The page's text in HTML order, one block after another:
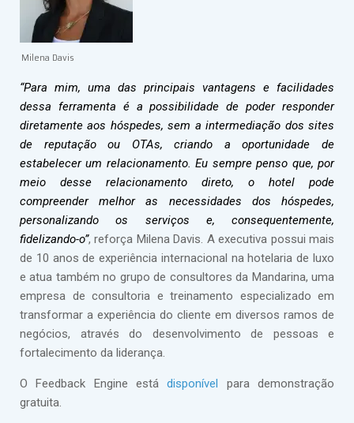
Milena Davis
“Para mim, uma das principais vantagens e facilidades
dessa ferramenta é a possibilidade de poder responder
diretamente aos hóspedes, sem a intermediação dos sites
de reputação ou OTAs, criando a oportunidade de
estabelecer um relacionamento. Eu sempre penso que, por
meio desse relacionamento direto, o hotel pode
compreender melhor as necessidades dos hóspedes,
personalizando os serviços e, consequentemente,
fidelizando-o”, reforça Milena Davis. A executiva possui mais
de 10 anos de experiência internacional na hotelaria de luxo
e atua também no grupo de consultores da Mandarina, uma
empresa de consultoria e treinamento especializado em
transformar a experiência do cliente em diversos ramos de
negócios, através do desenvolvimento de pessoas e
fortalecimento da liderança.
O Feedback Engine estádisponível para demonstração
gratuita.